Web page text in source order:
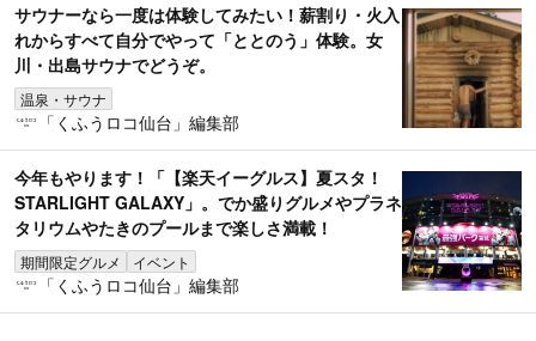
サウナーなら一度は体験してみたい！薪割り・火入
れからすべて自分でやって「ととのう」体験。女
川・出島サウナでどうぞ。
温泉・サウナ
「くふうロコ仙台」編集部
今年もやります！「【楽天イーグルス】夏スタ！
STARLIGHT GALAXY」。でか盛りグルメやプラネ
タリウムやたきのプールまで楽しさ満載！
期間限定グルメ イベント
「くふうロコ仙台」編集部